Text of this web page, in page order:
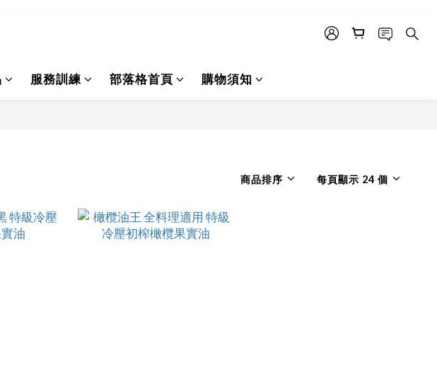
服務訓練 部落格首頁 購物須知
商品排序 每頁顯示 24 個